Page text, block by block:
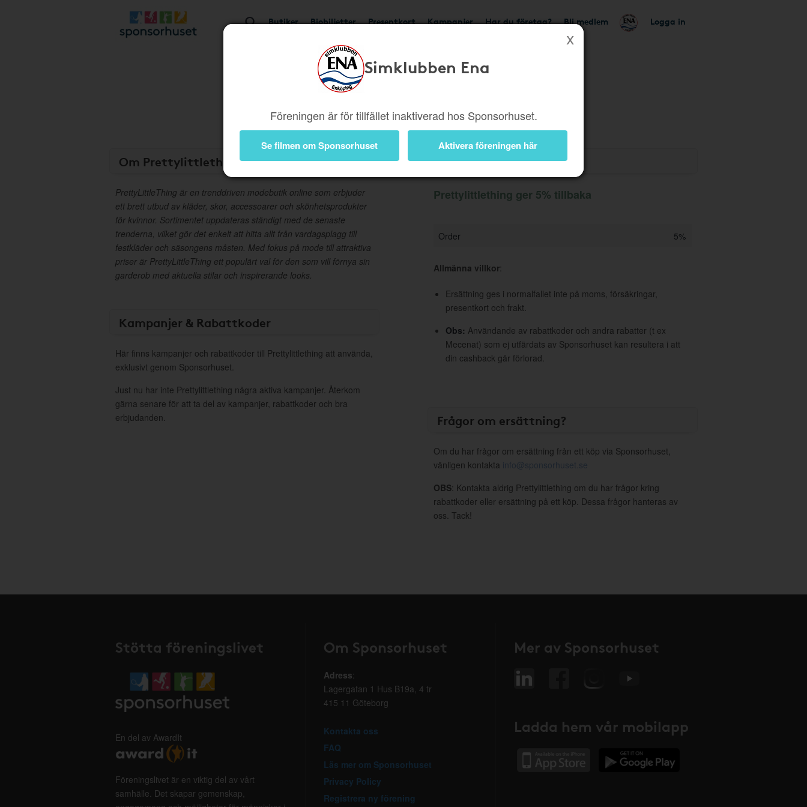
Butiker Biobiljetter Presentkort Kampanjer Har du företag? Bli medlem Logga in
Simklubben Ena
Föreningen är för tillfället inaktiverad hos Sponsorhuset.
Se filmen om Sponsorhuset Aktivera föreningen här
Om Prettylittlething
PrettyLittleThing är en trenddriven modebutik online som erbjuder
ett brett utbud av kläder, skor, accessoarer och skönhetsprodukter
för kvinnor. Sortimentet uppdateras ständigt med de senaste
trenderna, vilket gör det enkelt att hitta allt från vardagsplagg till
festkläder och säsongens måsten. Med fokus på mode till attraktiva
priser är PrettyLittleThing ett populärt val för den som vill förnya sin
garderob med aktuella stilar och inspirerande looks.
Kampanjer & Rabattkoder
Här finns kampanjer och rabattkoder till Prettylittlething att använda,
exklusivt genom Sponsorhuset.
Just nu har inte Prettylittlething några aktiva kampanjer. Återkom
gärna senare för att ta del av kampanjer, rabattkoder och bra
erbjudanden.
Information
Prettylittlething ger 5% tillbaka
Order 5%
Allmänna villkor:
Ersättning ges i normalfallet inte på moms, försäkringar,
presentkort och frakt.
Obs: Användande av rabattkoder och andra rabatter (t ex
Mecenat) som ej utfärdats av Sponsorhuset kan resultera i att
din cashback går förlorad.
Frågor om ersättning?
Om du har frågor om ersättning från ett köp via Sponsorhuset,
vänligen kontakta info@sponsorhuset.se
OBS: Kontakta aldrig Prettylittlething om du har frågor kring
rabattkoder eller ersättning på ett köp. Dessa frågor hanteras av
oss. Tack!
Stötta föreningslivet
En del av AwardIt
Föreningslivet är en viktig del av vårt
samhälle. Det skapar gemenskap,
Om Sponsorhuset
Adress:
Lagergatan 1 Hus B19a, 4 tr
415 11 Göteborg
Kontakta oss
FAQ
Läs mer om Sponsorhuset
Privacy Policy
Registrera ny förening
Mer av Sponsorhuset
Ladda hem vår mobilapp